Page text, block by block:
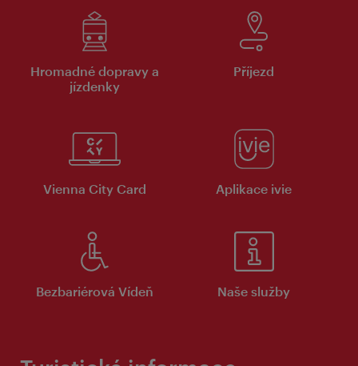
Hromadné dopravy a
jízdenky
Příjezd
Vienna City Card Aplikace ivie
Bezbariérová Vídeň Naše služby